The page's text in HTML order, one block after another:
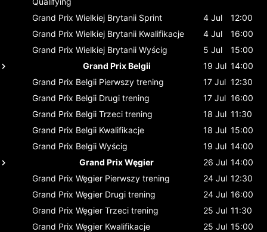
Grand Prix Wielkiej Brytanii Sprint 4 Jul
12:00
Grand Prix Wielkiej Brytanii Kwalifikacje 4 Jul
16:00
Grand Prix Wielkiej Brytanii Wyścig 5 Jul
15:00
Grand Prix Belgii
19 Jul 14:00
Grand Prix Belgii Pierwszy trening 17 Jul 12:30
Grand Prix Belgii Drugi trening 17 Jul 16:00
Grand Prix Belgii Trzeci trening 18 Jul 11:30
Grand Prix Belgii Kwalifikacje 18 Jul 15:00
Grand Prix Belgii Wyścig 19 Jul 14:00
Grand Prix Węgier
26 Jul 14:00
Grand Prix Węgier Pierwszy trening 24 Jul 12:30
Grand Prix Węgier Drugi trening 24 Jul 16:00
Grand Prix Węgier Trzeci trening 25 Jul 11:30
Grand Prix Węgier Kwalifikacje 25 Jul 15:00